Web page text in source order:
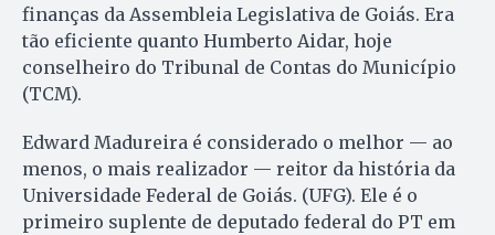
finanças da Assembleia Legislativa de Goiás. Era
tão eficiente quanto Humberto Aidar, hoje
conselheiro do Tribunal de Contas do Município
(TCM).
Edward Madureira é considerado o melhor — ao
menos, o mais realizador — reitor da história da
Universidade Federal de Goiás. (UFG). Ele é o
primeiro suplente de deputado federal do PT em